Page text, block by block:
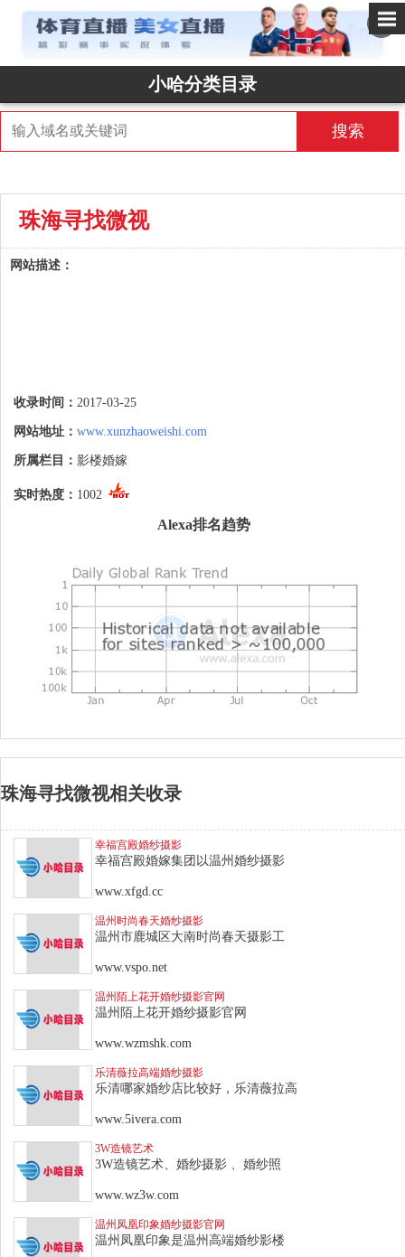
✕
小哈分类目录
搜索
珠海寻找微视
网站描述：
收录时间： 2017-03-25
网站地址： www.xunzhaoweishi.com
所属栏目： 影楼婚嫁
实时热度： 1002
Alexa排名趋势
珠海寻找微视相关收录
幸福宫殿婚纱摄影
幸福宫殿婚嫁集团以温州婚纱摄影
www.xfgd.cc
温州时尚春天婚纱摄影
温州市鹿城区大南时尚春天摄影工
www.vspo.net
温州陌上花开婚纱摄影官网
温州陌上花开婚纱摄影官网
www.wzmshk.com
乐清薇拉高端婚纱摄影
乐清哪家婚纱店比较好，乐清薇拉高
www.5ivera.com
3W造镜艺术
3W造镜艺术、婚纱摄影 、婚纱照
www.wz3w.com
温州凤凰印象婚纱摄影官网
温州凤凰印象是温州高端婚纱影楼